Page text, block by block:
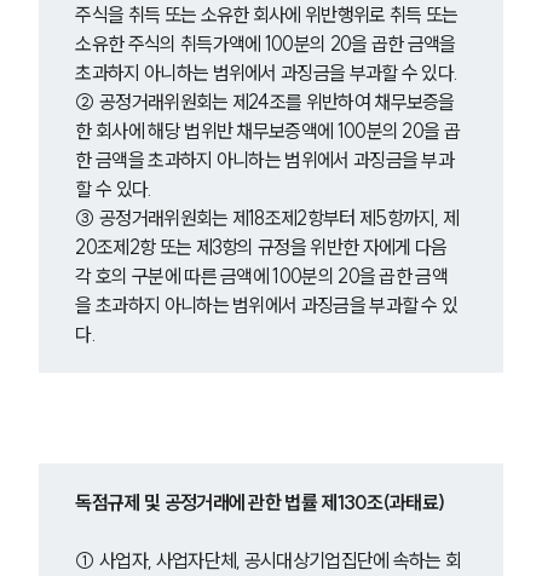
주식을 취득 또는 소유한 회사에 위반행위로 취득 또는
소유한 주식의 취득가액에 100분의 20을 곱한 금액을
초과하지 아니하는 범위에서 과징금을 부과할 수 있다.
② 공정거래위원회는 제24조를 위반하여 채무보증을
한 회사에 해당 법위반 채무보증액에 100분의 20을 곱
한 금액을 초과하지 아니하는 범위에서 과징금을 부과
할 수 있다.
③ 공정거래위원회는 제18조제2항부터 제5항까지, 제
20조제2항 또는 제3항의 규정을 위반한 자에게 다음
각 호의 구분에 따른 금액에 100분의 20을 곱한 금액
을 초과하지 아니하는 범위에서 과징금을 부과할 수 있
다.
독점규제 및 공정거래에 관한 법률 제130조(과태료)
① 사업자, 사업자단체, 공시대상기업집단에 속하는 회